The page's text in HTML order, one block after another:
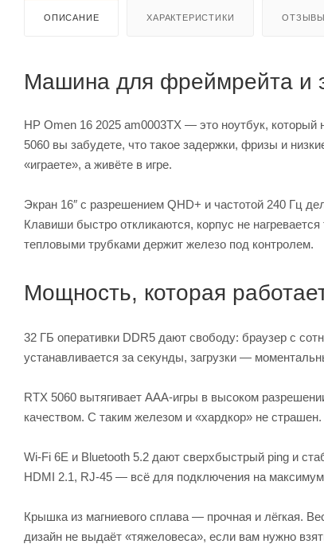
ОПИСАНИЕ ХАРАКТЕРИСТИКИ ОТЗЫВЫ
Машина для фреймрейта и
HP Omen 16 2025 am0003TX — это ноутбук,
5060 вы забудете, что такое задержки, фризы и
«играете», а живёте в игре.
Экран 16″ с разрешением QHD+ и частотой 240 Гц
Клавиши быстро откликаются, корпус не
тепловыми трубками держит железо под контролем.
Мощность, которая
32 ГБ оперативки DDR5 дают свободу: браузер с
устанавливается за секунды, загрузки —
RTX 5060 вытягивает AAA‑игры в высоком
качеством. С таким железом и «хардкор» не страшен.
Wi‑Fi 6E и Bluetooth 5.2 дают сверхбыстрый ping и
HDMI 2.1, RJ‑45 — всё для подключения на
Крышка из магниевого сплава — прочная и лёгкая.
дизайн не выдаёт «тяжеловеса», если вам нужно